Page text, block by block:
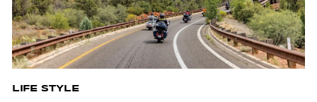
LIFE STYLE